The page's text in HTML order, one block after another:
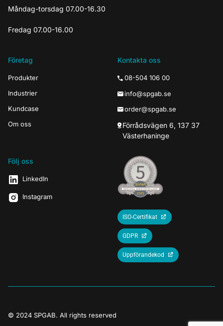
Måndag-torsdag 07.00-16.30
Fredag 07.00-16.00
Företag
Produkter
Industrier
Kundcase
Om oss
Kontakta oss
08-504 106 00
info@spgab.se
order@spgab.se
Förrådsvägen 6, 137 37
Västerhaninge
Följ oss
LinkedIn
Instagram
ISO-Certifikat
GDPR
Uppförandekod
© 2024 SPGAB. All rights reserved